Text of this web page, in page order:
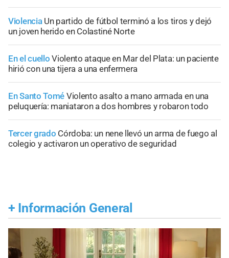
Violencia Un partido de fútbol terminó a los tiros y dejó
un joven herido en Colastiné Norte
En el cuello Violento ataque en Mar del Plata: un paciente
hirió con una tijera a una enfermera
En Santo Tomé Violento asalto a mano armada en una
peluquería: maniataron a dos hombres y robaron todo
Tercer grado Córdoba: un nene llevó un arma de fuego al
colegio y activaron un operativo de seguridad
+ Información General